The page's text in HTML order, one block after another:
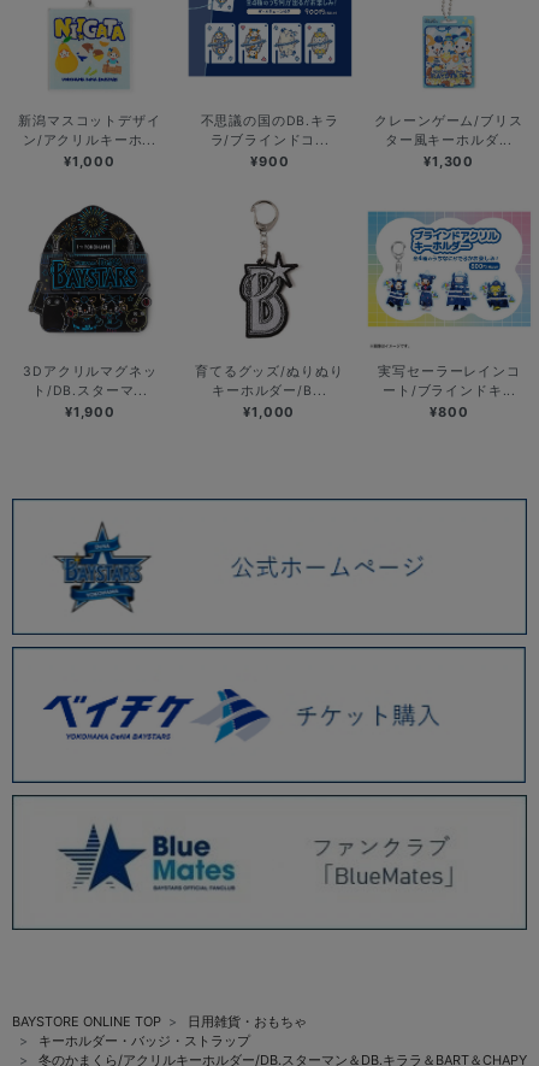
新潟マスコットデザイ
ン/アクリルキーホ...
¥1,000
不思議の国のDB.キラ
ラ/ブラインドコ...
¥900
クレーンゲーム/ブリス
ター風キーホルダ...
¥1,300
3Dアクリルマグネッ
ト/DB.スターマ...
¥1,900
育てるグッズ/ぬりぬり
キーホルダー/B...
¥1,000
実写セーラーレインコ
ート/ブラインドキ...
¥800
BAYSTORE ONLINE TOP
日用雑貨・おもちゃ
キーホルダー・バッジ・ストラップ
冬のかまくら/アクリルキーホルダー/DB.スターマン＆DB.キララ＆BART＆CHAPY